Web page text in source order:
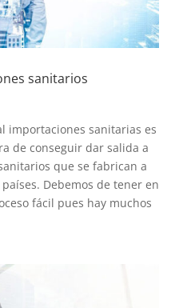
sanitarios
importaciones sanitarias es
de conseguir dar salida a
que se fabrican a
Debemos de tener en
fácil pues hay muchos